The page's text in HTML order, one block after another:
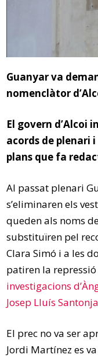
Guanyar va
nomenclàtor
El govern d’Alcoi
acords de plenari
plans que fa
Al passat plenari
s’eliminaren els
queden als noms
substituïren pel
Clara Simó i a les
patiren la
investigacions
Josep Lluís Santonja
El prec no va ser
Jordi Martínez es